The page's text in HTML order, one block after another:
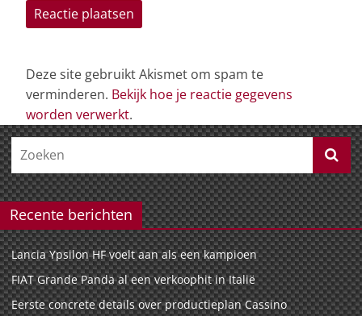
Deze site gebruikt Akismet om spam te
verminderen. Bekijk hoe je reactie gegevens
worden verwerkt.
Recente berichten
Lancia Ypsilon HF voelt aan als een kampioen
FIAT Grande Panda al een verkoophit in Italië
Eerste concrete details over productieplan Cassino